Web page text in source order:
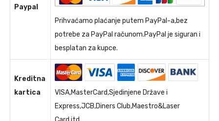
Paypal
Prihvaćamo plaćanje putem PayPal-a,bez
potrebe za PayPal računom.PayPal je siguran i
besplatan za kupce.
Kreditna
kartica
VISA,MasterCard,Sjedinjene Države i
Express,JCB,Diners Club,Maestro&Laser